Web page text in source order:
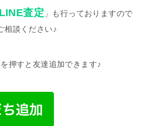
LINE査定 」も行っておりますので
相談ください♪
押すと友達追加できます♪